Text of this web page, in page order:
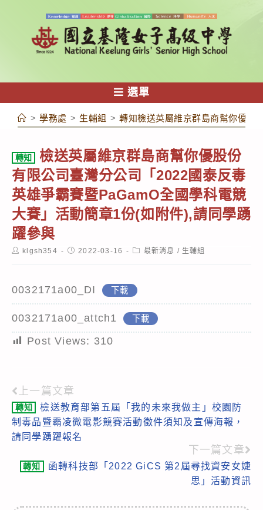
容
選單
> 學務處 > 生輔組 > 轉知檢送英屬維京群島商幫你優股
轉知
檢送英屬維京群島商幫你優股份
有限公司臺灣分公司「2022國泰反毒
英雄爭霸賽暨PaGamO全國學科電競
大賽」活動簡章1份(如附件),請同學踴
躍參與
Postklgsh354
Post2022-03-16
Post最新消息 / 生輔組
0032171a00_DI 下載
0032171a00_attch1 下載
Post Views: 310
Read
more
articles
上一篇文章
轉知
檢送教育部第五屆「我的未來我做主」校園防
制毒品暨霸凌微電影競賽活動徵件須知及宣傳海報，
請同學踴躍報名
下一篇文章
轉知
函轉科技部「2022 GiCS 第2屆尋找資安女婕
思」活動資訊